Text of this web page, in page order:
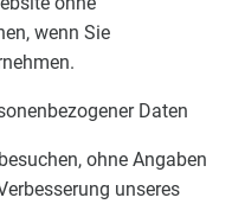
wenn Sie
Daten
ohne Angaben
unseres